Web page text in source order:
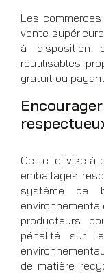
Les
vente
à disposition
réutilisables
gratuit ou
Cette loi vise à
emballages
système de
producteurs
pénalité sur
de matière